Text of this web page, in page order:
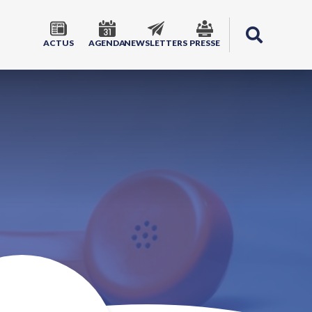
ACTUS AGENDANEWSLETTERS PRESSE